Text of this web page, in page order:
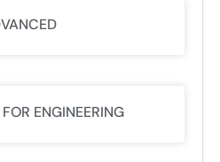
ENGINEERING